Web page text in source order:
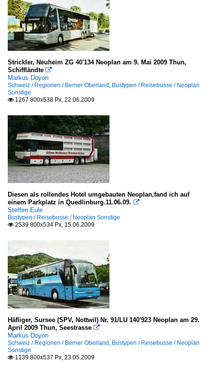
Strickler, Neuheim ZG 40'134 Neoplan am 9. Mai 2009 Thun,
Schiffländte 
Markus Doyon
Schweiz / Regionen / Berner Oberland , Bustypen / Reisebusse / Neoplan
Sonstige
 1267 800x538 Px, 22.06.2009
Diesen als rollendes Hotel umgebauten Neoplan,fand ich auf
einem Parkplatz in Quedlinburg.11.06.09. 
Steffen Eule
Bustypen / Reisebusse / Neoplan Sonstige
 2539 800x534 Px, 15.06.2009
Häfliger, Sursee (SPV, Nottwil) Nr. 91/LU 140'923 Neoplan am 29.
April 2009 Thun, Seestrasse 
Markus Doyon
Schweiz / Regionen / Berner Oberland , Bustypen / Reisebusse / Neoplan
Sonstige
 1139 800x537 Px, 23.05.2009